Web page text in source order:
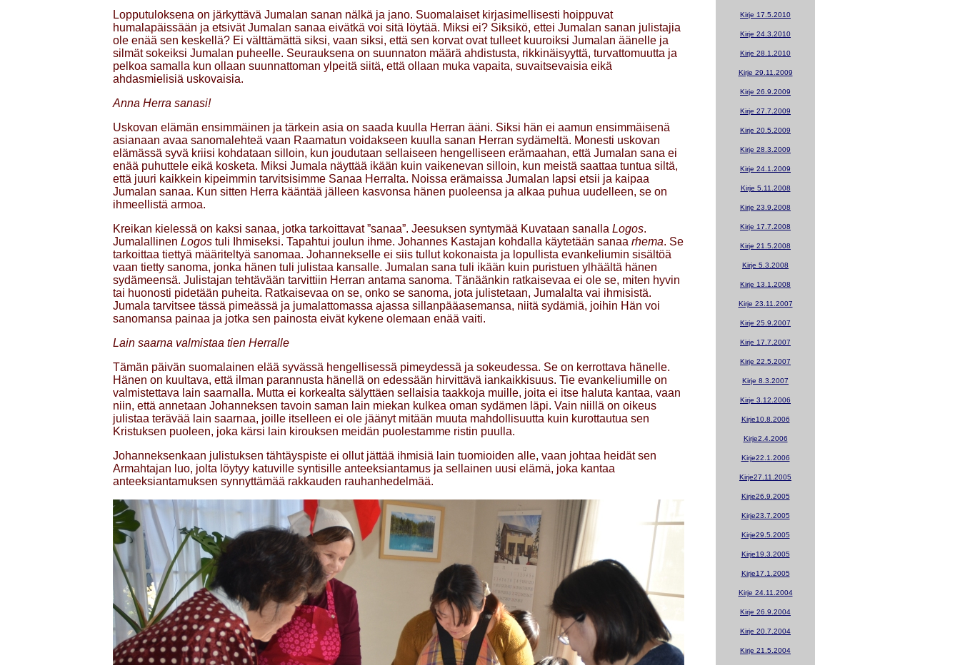
Lopputuloksena on järkyttävä Jumalan sanan nälkä ja jano. Suomalaiset kirjasimellisesti hoippuvat
humalapäissään ja etsivät Jumalan sanaa eivätkä voi sitä löytää. Miksi ei? Siksikö, ettei Jumalan sanan julistajia
ole enää sen keskellä? Ei välttämättä siksi, vaan siksi, että sen korvat ovat tulleet kuuroiksi Jumalan äänelle ja
silmät sokeiksi Jumalan puheelle. Seurauksena on suunnaton määrä ahdistusta, rikkinäisyyttä, turvattomuutta ja
pelkoa samalla kun ollaan suunnattoman ylpeitä siitä, että ollaan muka vapaita, suvaitsevaisia eikä
ahdasmielisiä uskovaisia.
Anna Herra sanasi!
Uskovan elämän ensimmäinen ja tärkein asia on saada kuulla Herran ääni. Siksi hän ei aamun ensimmäisenä
asianaan avaa sanomalehteä vaan Raamatun voidakseen kuulla sanan Herran sydämeltä. Monesti uskovan
elämässä syvä kriisi kohdataan silloin, kun joudutaan sellaiseen hengelliseen erämaahan, että Jumalan sana ei
enää puhuttele eikä kosketa. Miksi Jumala näyttää ikään kuin vaikenevan silloin, kun meistä saattaa tuntua siltä,
että juuri kaikkein kipeimmin tarvitsisimme Sanaa Herralta. Noissa erämaissa Jumalan lapsi etsii ja kaipaa
Jumalan sanaa. Kun sitten Herra kääntää jälleen kasvonsa hänen puoleensa ja alkaa puhua uudelleen, se on
ihmeellistä armoa.
Kreikan kielessä on kaksi sanaa, jotka tarkoittavat ”sanaa”. Jeesuksen syntymää Kuvataan sanalla Logos.
Jumalallinen Logos tuli Ihmiseksi. Tapahtui joulun ihme. Johannes Kastajan kohdalla käytetään sanaa rhema. Se
tarkoittaa tiettyä määriteltyä sanomaa. Johannekselle ei siis tullut kokonaista ja lopullista evankeliumin sisältöä
vaan tietty sanoma, jonka hänen tuli julistaa kansalle. Jumalan sana tuli ikään kuin puristuen ylhäältä hänen
sydämeensä. Julistajan tehtävään tarvittiin Herran antama sanoma. Tänäänkin ratkaisevaa ei ole se, miten hyvin
tai huonosti pidetään puheita. Ratkaisevaa on se, onko se sanoma, jota julistetaan, Jumalalta vai ihmisistä.
Jumala tarvitsee tässä pimeässä ja jumalattomassa ajassa sillanpääasemansa, niitä sydämiä, joihin Hän voi
sanomansa painaa ja jotka sen painosta eivät kykene olemaan enää vaiti.
Lain saarna valmistaa tien Herralle
Tämän päivän suomalainen elää syvässä hengellisessä pimeydessä ja sokeudessa. Se on kerrottava hänelle.
Hänen on kuultava, että ilman parannusta hänellä on edessään hirvittävä iankaikkisuus. Tie evankeliumille on
valmistettava lain saarnalla. Mutta ei korkealta sälyttäen sellaisia taakkoja muille, joita ei itse haluta kantaa, vaan
niin, että annetaan Johanneksen tavoin saman lain miekan kulkea oman sydämen läpi. Vain niillä on oikeus
julistaa terävää lain saarnaa, joille itselleen ei ole jäänyt mitään muuta mahdollisuutta kuin kurottautua sen
Kristuksen puoleen, joka kärsi lain kirouksen meidän puolestamme ristin puulla.
Johanneksenkaan julistuksen tähtäyspiste ei ollut jättää ihmisiä lain tuomioiden alle, vaan johtaa heidät sen
Armahtajan luo, jolta löytyy katuville syntisille anteeksiantamus ja sellainen uusi elämä, joka kantaa
anteeksiantamuksen synnyttämää rakkauden rauhanhedelmää.
Kirje 17.5.2010
Kirje 24.3.2010
Kirje 28.1.2010
Kirje 29.11.2009
Kirje 26.9.2009
Kirje 27.7.2009
Kirje 20.5.2009
Kirje 28.3.2009
Kirje 24.1.2009
Kirje 5.11.2008
Kirje 23.9.2008
Kirje 17.7.2008
Kirje 21.5.2008
Kirje 5.3.2008
Kirje 13.1.2008
Kirje 23.11.2007
Kirje 25.9.2007
Kirje 17.7.2007
Kirje 22.5.2007
Kirje 8.3.2007
Kirje 3.12.2006
Kirje10.8.2006
Kirje2.4.2006
Kirje22.1.2006
Kirje27.11.2005
Kirje26.9.2005
Kirje23.7.2005
Kirje29.5.2005
Kirje19.3.2005
Kirje17.1.2005
Kirje 24.11.2004
Kirje 26.9.2004
Kirje 20.7.2004
Kirje 21.5.2004